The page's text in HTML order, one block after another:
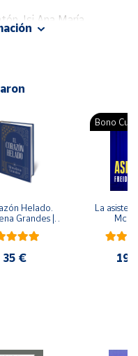
Isi Ana María
Helado.
Grandes |
especial de
con sello y
35 €
Bono
La